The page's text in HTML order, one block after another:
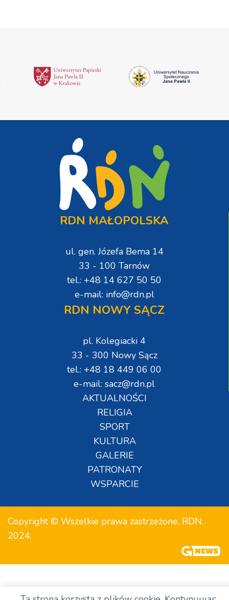
RDN MAŁOPOLSKA
ul. gen. Józefa Bema 14
33 - 100 Tarnów
tel.: +48 14 627 50 50
e-mail: info@rdn.pl
RDN NOWY SĄCZ
pl. Kolegiacki 4
33 - 300 Nowy Sącz
tel.: +48 18 449 06 00
e-mail: sacz@rdn.pl
AKTUALNOŚCI
RELIGIA
SPORT
KULTURA
GALERIE
PATRONATY
WSPARCIE
Copyright © Wszelkie prawa zastrzeżone. RDN.
2024.